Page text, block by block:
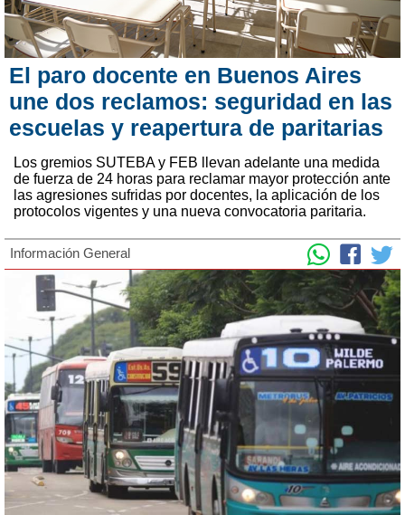
El paro docente en Buenos Aires
une dos reclamos: seguridad en las
escuelas y reapertura de paritarias
Los gremios SUTEBA y FEB llevan adelante una medida
de fuerza de 24 horas para reclamar mayor protección ante
las agresiones sufridas por docentes, la aplicación de los
protocolos vigentes y una nueva convocatoria paritaria.
Información General